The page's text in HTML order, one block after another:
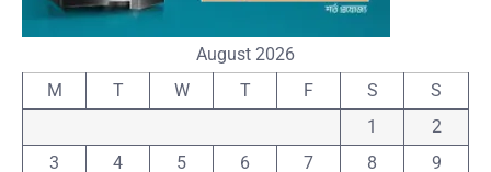
August 2026
M
T W T F S
S
1
2
3
4 5 6 7 8
9